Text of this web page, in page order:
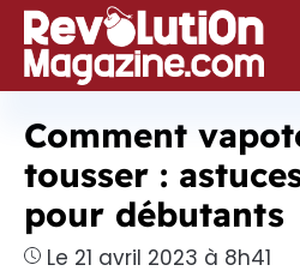
Aller
au
contenu
Comment
tousser :
pour débutants
Le 21 avril 2023 à 8h41